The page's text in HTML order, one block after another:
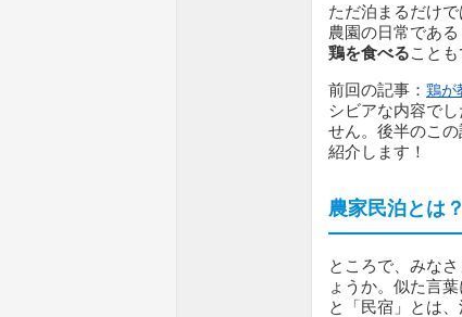
ただ泊まるだけ
農園の日常であ
鶏を食べることも
前回の記事： 鶏が
シビアな内容で
せん。後半のこ
紹介します！
農家民泊とは？
ところで、みなさ
ょうか。似た言
と「民宿」とは